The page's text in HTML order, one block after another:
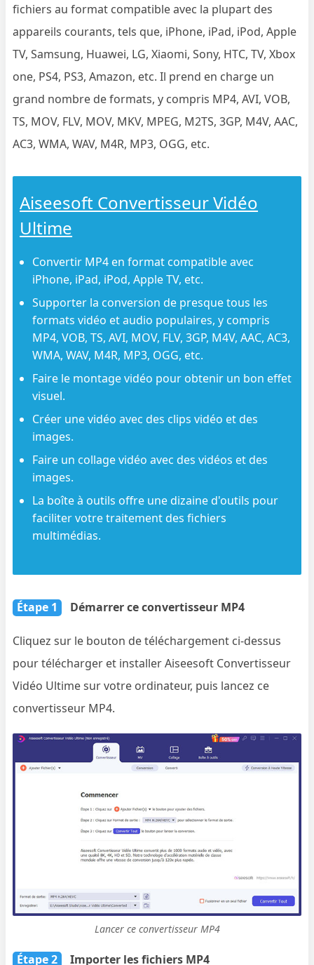
fichiers au format compatible avec la plupart des
appareils courants, tels que, iPhone, iPad, iPod, Apple
TV, Samsung, Huawei, LG, Xiaomi, Sony, HTC, TV, Xbox
one, PS4, PS3, Amazon, etc. Il prend en charge un
grand nombre de formats, y compris MP4, AVI, VOB,
TS, MOV, FLV, MOV, MKV, MPEG, M2TS, 3GP, M4V, AAC,
AC3, WMA, WAV, M4R, MP3, OGG, etc.
Aiseesoft Convertisseur Vidéo
Ultime
Convertir MP4 en format compatible avec
iPhone, iPad, iPod, Apple TV, etc.
Supporter la conversion de presque tous les
formats vidéo et audio populaires, y compris
MP4, VOB, TS, AVI, MOV, FLV, 3GP, M4V, AAC, AC3,
WMA, WAV, M4R, MP3, OGG, etc.
Faire le montage vidéo pour obtenir un bon effet
visuel.
Créer une vidéo avec des clips vidéo et des
images.
Faire un collage vidéo avec des vidéos et des
images.
La boîte à outils offre une dizaine d'outils pour
faciliter votre traitement des fichiers
multimédias.
Étape 1 Démarrer ce convertisseur MP4
Cliquez sur le bouton de téléchargement ci-dessus
pour télécharger et installer Aiseesoft Convertisseur
Vidéo Ultime sur votre ordinateur, puis lancez ce
convertisseur MP4.
Lancer ce convertisseur MP4
Étape 2 Importer les fichiers MP4